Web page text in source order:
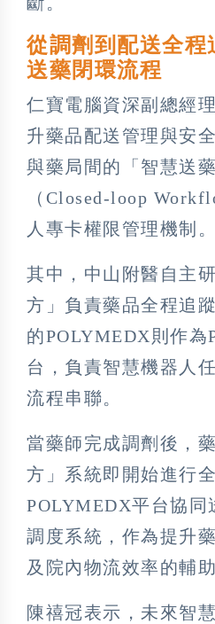
從調劑到配送全程
送藥閉環流程
仁寶電腦資深副總經
升藥品配送管理與安
與藥局間的「智慧送
（Closed-loop
人專卡權限管理機制。
其中，中山附醫自主
方」負責藥品全程追
的POLYMEDX則作
台，負責智慧機器人
流程串聯。
當藥師完成調劑後，
方」系統即開始進行
POLYMEDX平台協同
調度系統，作為提升
及院內物流效率的輔助
陳禧冠表示，未來智